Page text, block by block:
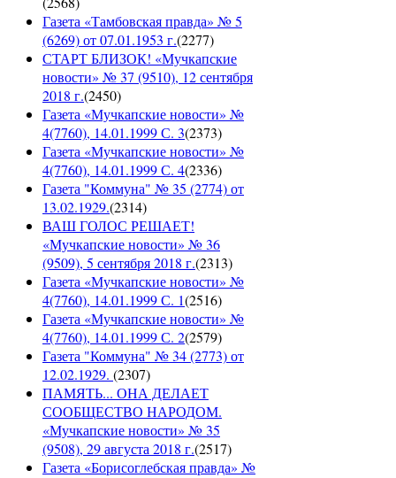
Газета «Тамбовская правда» № 5
(6269) от 07.01.1953 г.(2277)
СТАРТ БЛИЗОК! «Мучкапские
новости» № 37 (9510), 12 сентября
2018 г.(2450)
Газета «Мучкапские новости» №
4(7760), 14.01.1999 С. 3(2373)
Газета «Мучкапские новости» №
4(7760), 14.01.1999 С. 4(2336)
Газета "Коммуна" № 35 (2774) от
13.02.1929.(2314)
ВАШ ГОЛОС РЕШАЕТ!
«Мучкапские новости» № 36
(9509), 5 сентября 2018 г.(2313)
Газета «Мучкапские новости» №
4(7760), 14.01.1999 С. 1(2516)
Газета «Мучкапские новости» №
4(7760), 14.01.1999 С. 2(2579)
Газета "Коммуна" № 34 (2773) от
12.02.1929. (2307)
ПАМЯТЬ... ОНА ДЕЛАЕТ
СООБЩЕСТВО НАРОДОМ.
«Мучкапские новости» № 35
(9508), 29 августа 2018 г.(2517)
Газета «Борисоглебская правда» №